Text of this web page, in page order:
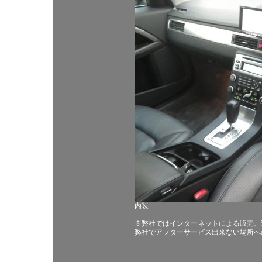
内装
※弊社ではインターネットによる販売
弊社でアフターサービス出来ない場所